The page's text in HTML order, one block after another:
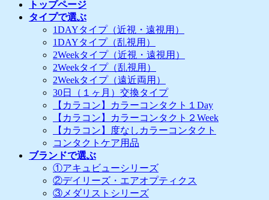
トップページ
タイプで選ぶ
1DAYタイプ（近視・遠視用）
1DAYタイプ（乱視用）
2Weekタイプ（近視・遠視用）
2Weekタイプ（乱視用）
2Weekタイプ（遠近両用）
30日（１ヶ月）交換タイプ
【カラコン】カラーコンタクト１Day
【カラコン】カラーコンタクト２Week
【カラコン】度なしカラーコンタクト
コンタクトケア用品
ブランドで選ぶ
①アキュビューシリーズ
②デイリーズ・エアオプティクス
③メダリストシリーズ